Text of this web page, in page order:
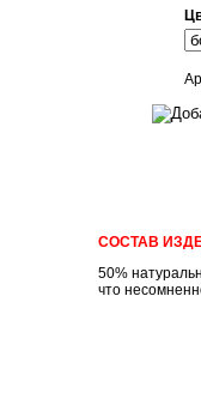
СОСТАВ
50%
что